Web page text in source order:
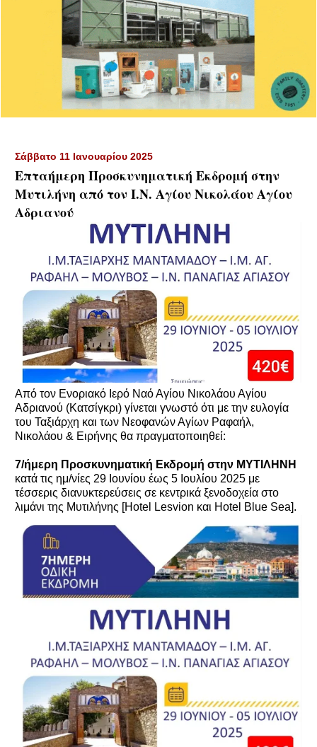
Σάββατο 11 Ιανουαρίου 2025
Επταήμερη Προσκυνηματική Εκδρομή στην
Μυτιλήνη από τον Ι.Ν. Αγίου Νικολάου Αγίου
Αδριανού
Από τον Ενοριακό Ιερό Ναό Αγίου Νικολάου Αγίου
Αδριανού (Κατσίγκρι) γίνεται γνωστό ότι με την ευλογία
του Ταξιάρχη και των Νεοφανών Αγίων Ραφαήλ,
Νικολάου & Ειρήνης θα πραγματοποιηθεί:
7/ήμερη Προσκυνηματική Εκδρομή στην ΜΥΤΙΛΗΝΗ
κατά τις ημ/νίες 29 Ιουνίου έως 5 Ιουλίου 2025 με
τέσσερις διανυκτερεύσεις σε κεντρικά ξενοδοχεία στο
λιμάνι της Μυτιλήνης [Hotel Lesvion και Hotel Blue Sea].